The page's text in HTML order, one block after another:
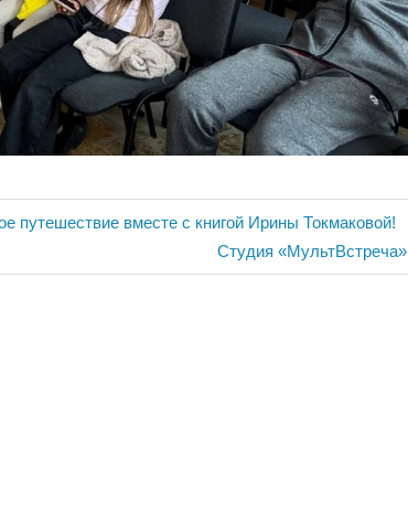
путешествие вместе с книгой Ирины Токмаковой!
Следующая
запись:
Студия «МультВстреча»